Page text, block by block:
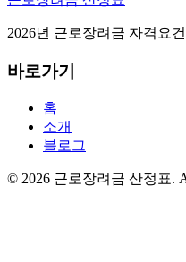
2026년 근로장려금 자격요
바로가기
홈
소개
블로그
© 2026 근로장려금 산정표.